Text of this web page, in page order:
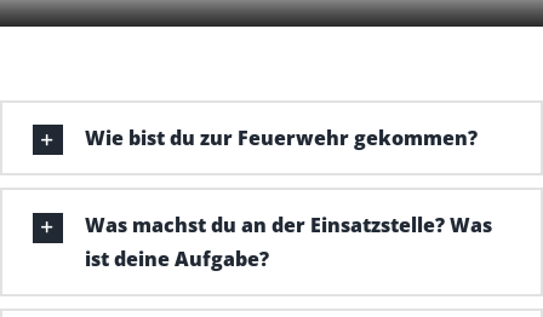
Wie bist du zur Feuerwehr gekommen?
Was machst du an der Einsatzstelle? Was
ist deine Aufgabe?